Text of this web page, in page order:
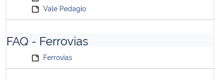
Vale Pedagio
FAQ - Ferrovias
Ferrovias